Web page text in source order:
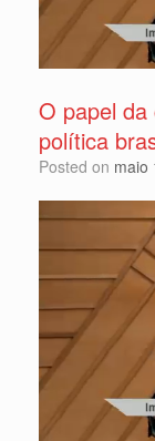
O papel da
política
Posted on maio